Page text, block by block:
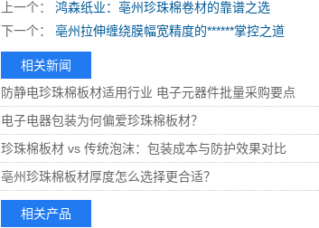
上一个：
鸿森纸业：亳州珍珠棉卷材的靠谱之选
下一个：
亳州拉伸缠绕膜幅宽精度的******掌控之道
相关新闻
防静电珍珠棉板材适用行业 电子元器件批量采购要点
电子电器包装为何偏爱珍珠棉板材？
珍珠棉板材 vs 传统泡沫：包装成本与防护效果对比
亳州珍珠棉板材厚度怎么选择更合适？
相关产品